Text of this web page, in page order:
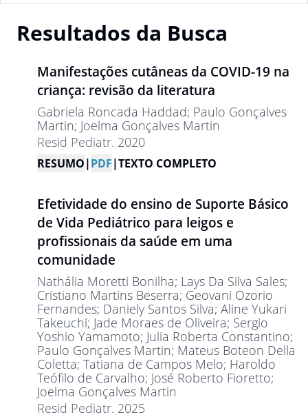
Resultados da Busca
Manifestações cutâneas da COVID-19 na
criança: revisão da literatura
Gabriela Roncada Haddad; Paulo Gonçalves
Martin; Joelma Gonçalves Martin
Resid Pediatr. 2020
RESUMO|PDF|TEXTO COMPLETO
Efetividade do ensino de Suporte Básico
de Vida Pediátrico para leigos e
profissionais da saúde em uma
comunidade
Nathália Moretti Bonilha; Lays Da Silva Sales;
Cristiano Martins Beserra; Geovani Ozorio
Fernandes; Daniely Santos Silva; Aline Yukari
Takeuchi; Jade Moraes de Oliveira; Sergio
Yoshio Yamamoto; Julia Roberta Constantino;
Paulo Gonçalves Martin; Mateus Boteon Della
Coletta; Tatiana de Campos Melo; Haroldo
Teófilo de Carvalho; José Roberto Fioretto;
Joelma Gonçalves Martin
Resid Pediatr. 2025